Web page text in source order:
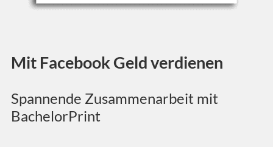
Mit Facebook Geld verdienen
Spannende Zusammenarbeit mit
BachelorPrint